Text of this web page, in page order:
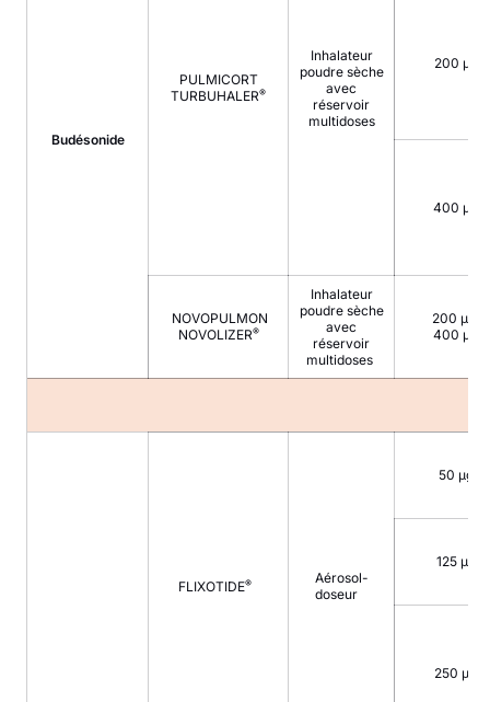
Budésonide
PULMICORT
TURBUHALER®
Inhalateur
poudre sèche
avec
réservoir
multidoses
200 µg
400 µg
NOVOPULMON
NOVOLIZER®
Inhalateur
poudre sèche
avec
réservoir
multidoses
200 µg,
400 µg
FLIXOTIDE®
Aérosol-
doseur
50 µg
125 µg
250 µg